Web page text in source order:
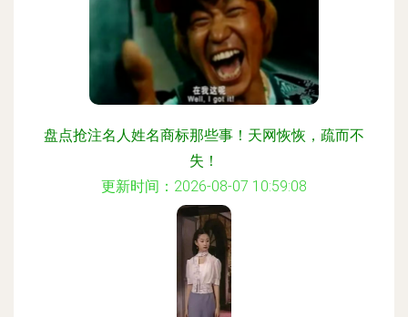
盘点抢注名人姓名商标那些事！天网恢恢，疏而不
失！
更新时间：2026-08-07 10:59:08